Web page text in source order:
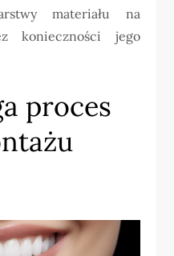
materiału na
konieczności jego
proces